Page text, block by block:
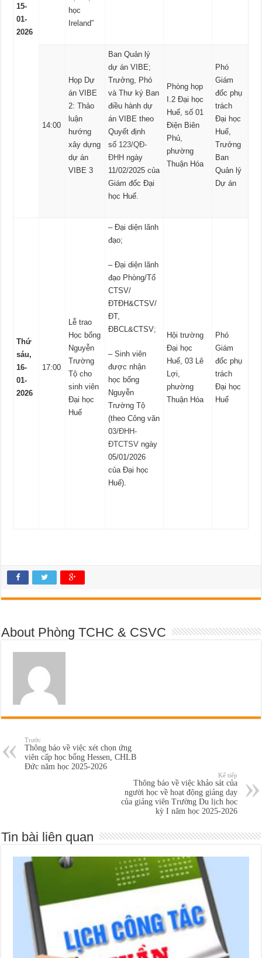
15-
01-
2026
học
Ireland”
14:00
Họp Dự
án VIBE
2: Thảo
luận
hướng
xây dựng
dự án
VIBE 3
Ban Quản lý
dự án VIBE;
Trưởng, Phó
và Thư ký Ban
điều hành dự
án VIBE theo
Quyết định
số 123/QĐ-
ĐHH ngày
11/02/2025 của
Giám đốc Đại
học Huế.
Phòng họp
I.2 Đại học
Huế, số 01
Điện Biên
Phủ,
phường
Thuận Hóa
Phó
Giám
đốc phụ
trách
Đại học
Huế,
Trưởng
Ban
Quản lý
Dự án
Thứ
sáu,
16-
01-
2026
17:00
Lễ trao
Học bổng
Nguyễn
Trường
Tộ cho
sinh viên
Đại học
Huế
– Đại diện lãnh
đạo;
– Đại diện lãnh
đạo Phòng/Tổ
CTSV/
ĐTĐH&CTSV/
ĐT,
ĐBCL&CTSV;
– Sinh viên
được nhận
học bổng
Nguyễn
Trường Tộ
(theo Công văn
03/ĐHH-
ĐTCTSV ngày
05/01/2026
của Đại học
Huế).
Hội trường
Đại học
Huế, 03 Lê
Lợi,
phường
Thuận Hóa
Phó
Giám
đốc phụ
trách
Đại học
Huế
About Phòng TCHC & CSVC
Trước
Thông báo về việc xét chọn ứng
viên cấp học bổng Hessen, CHLB
Đức năm học 2025-2026
Kế tiếp
Thông báo về việc khảo sát của
người học về hoạt động giảng dạy
của giảng viên Trường Du lịch học
kỳ I năm học 2025-2026
Tin bài liên quan